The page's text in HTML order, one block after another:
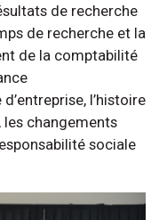
de recherche
de recherche et la
de la comptabilité
l’histoire
changements
sociale